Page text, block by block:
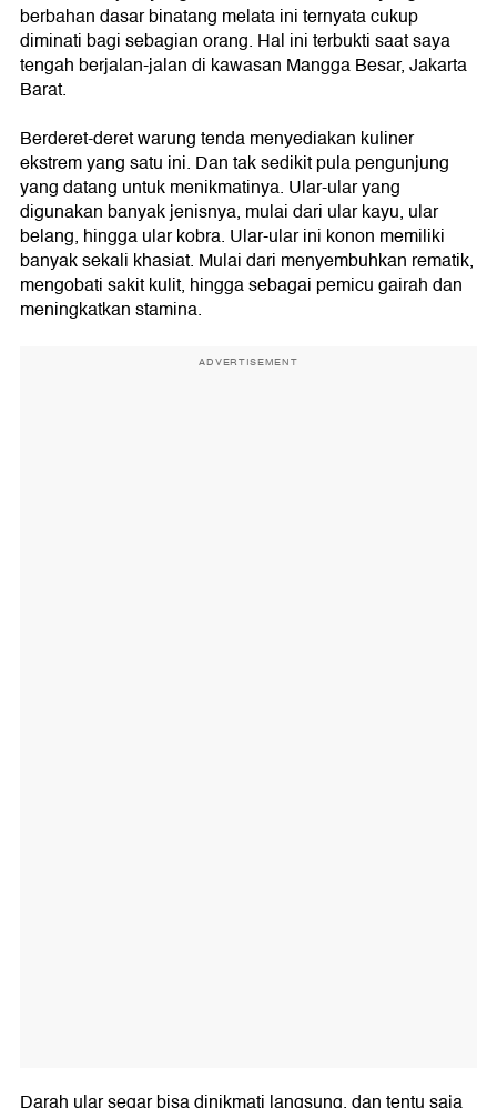
berbahan dasar binatang melata ini ternyata cukup
diminati bagi sebagian orang. Hal ini terbukti saat saya
tengah berjalan-jalan di kawasan Mangga Besar, Jakarta
Barat.
Berderet-deret warung tenda menyediakan kuliner
ekstrem yang satu ini. Dan tak sedikit pula pengunjung
yang datang untuk menikmatinya. Ular-ular yang
digunakan banyak jenisnya, mulai dari ular kayu, ular
belang, hingga ular kobra. Ular-ular ini konon memiliki
banyak sekali khasiat. Mulai dari menyembuhkan rematik,
mengobati sakit kulit, hingga sebagai pemicu gairah dan
meningkatkan stamina.
ADVERTISEMENT
Darah ular segar bisa dinikmati langsung, dan tentu saja